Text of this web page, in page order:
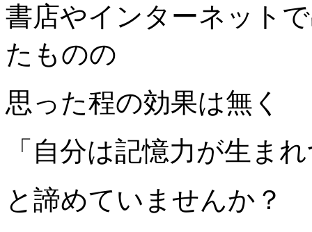
書店やインターネット
たものの
思った程の効果は無く
「自分は記憶力が生ま
と諦めていませんか？